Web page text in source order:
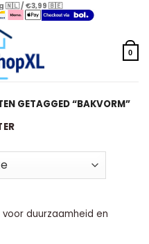
🇳🇱 / €3,99 🇧🇪
0
GETAGGED “BAKVORM”
duurzaamheid en